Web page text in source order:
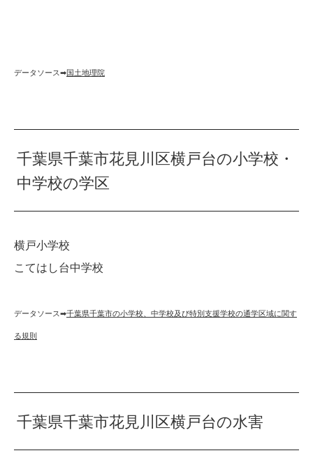
データソース➡︎国土地理院
千葉県千葉市花見川区横戸台の小学校・
中学校の学区
横戸小学校
こてはし台中学校
データソース➡︎千葉県千葉市の小学校、中学校及び特別支援学校の通学区域に関す
る規則
千葉県千葉市花見川区横戸台の水害